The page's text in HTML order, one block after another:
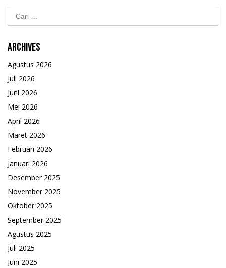
Cari
untuk:
Archives
Agustus 2026
Juli 2026
Juni 2026
Mei 2026
April 2026
Maret 2026
Februari 2026
Januari 2026
Desember 2025
November 2025
Oktober 2025
September 2025
Agustus 2025
Juli 2025
Juni 2025